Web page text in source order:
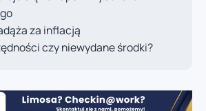
za inflacją
czy niewydane środki?